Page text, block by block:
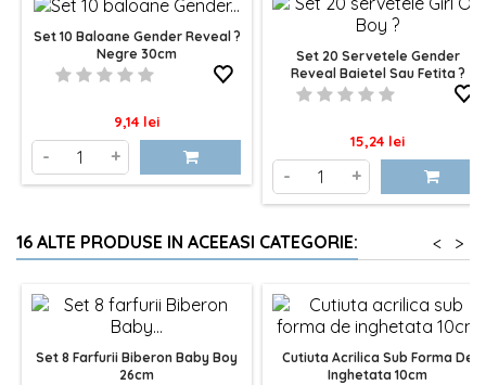
Set 10 Baloane Gender Reveal ?
Negre 30cm
Pret
9,14 lei
- +
Set 20 Servetele Gender
Reveal Baietel Sau Fetita ?
Pret
15,24 lei
- +
16 ALTE PRODUSE IN ACEEASI CATEGORIE: >
<
Set 8 Farfurii Biberon Baby Boy
26cm
Cutiuta Acrilica Sub Forma De
Inghetata 10cm